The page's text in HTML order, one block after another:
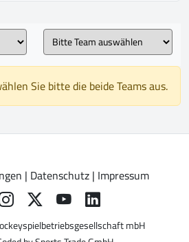
Sie bitte die beide Teams aus.
| Datenschutz| Impressum
mbH